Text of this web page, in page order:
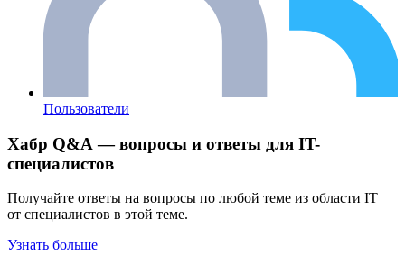
Пользователи
Хабр Q&A — вопросы и ответы для IT-
специалистов
Получайте ответы на вопросы по любой теме из области IT
от специалистов в этой теме.
Узнать больше